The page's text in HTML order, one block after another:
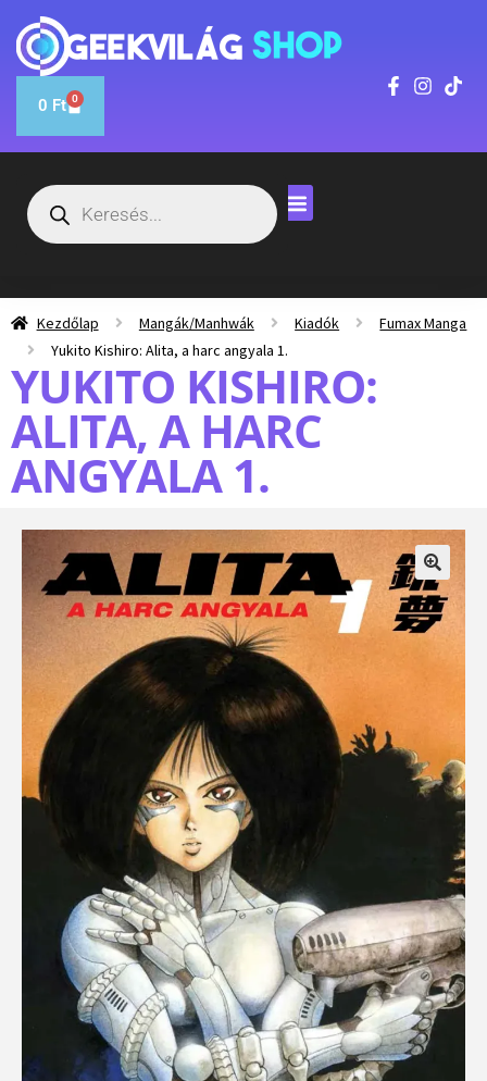
0 Ft 0
Kezdőlap Mangák/Manhwák Kiadók
Fumax Manga
Yukito Kishiro: Alita, a harc angyala 1.
YUKITO KISHIRO:
ALITA, A HARC
ANGYALA 1.